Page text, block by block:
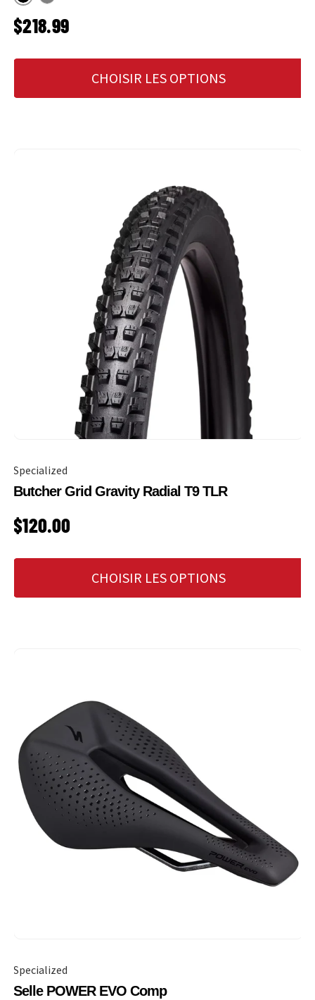
Noir Gris
PRIX HABITUEL
$218.99
CHOISIR LES OPTIONS
Specialized
Butcher Grid Gravity Radial T9 TLR
PRIX HABITUEL
$120.00
CHOISIR LES OPTIONS
Specialized
Selle POWER EVO Comp